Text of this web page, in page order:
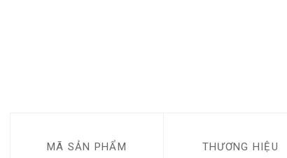
MÃ SẢN PHẨM THƯƠNG HIỆU